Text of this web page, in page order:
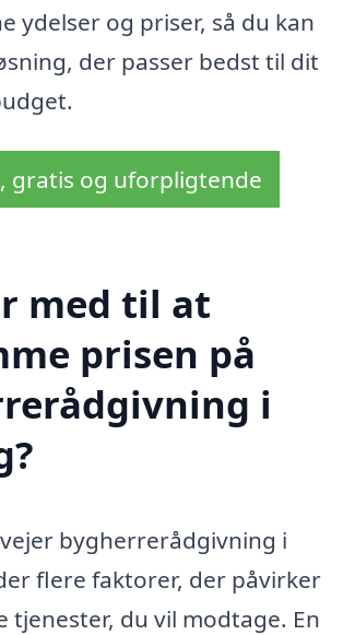
ydelser og priser, så du kan
der passer bedst til dit
gratis og uforpligtende
med til at
prisen på
i
bygherrerådgivning i
flere faktorer, der påvirker
tjenester, du vil modtage. En